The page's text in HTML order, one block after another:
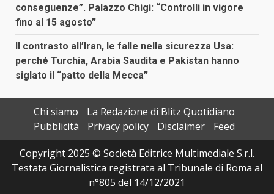
conseguenze”. Palazzo Chigi: “Controlli in vigore
fino al 15 agosto”
Il contrasto all’Iran, le falle nella sicurezza Usa:
perché Turchia, Arabia Saudita e Pakistan hanno
siglato il “patto della Mecca”
Chi siamo
La Redazione di Blitz Quotidiano
Pubblicità
Privacy policy Disclaimer
Feed
Copyright 2025 © Società Editrice Multimediale S.r.l.
Testata Giornalistica registrata al Tribunale di Roma al
n°805 del 14/12/2021